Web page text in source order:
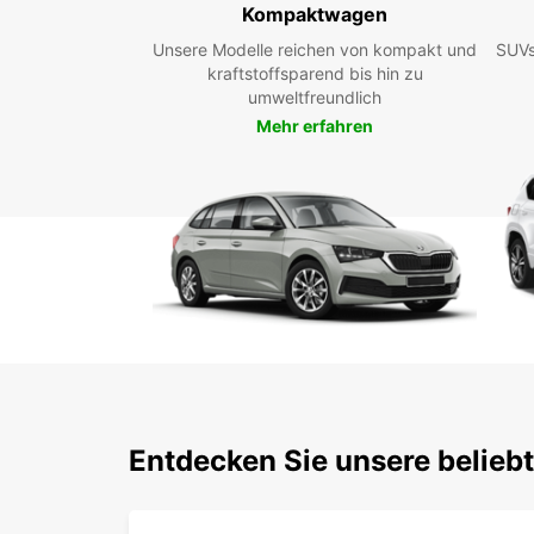
Kompaktwagen
Unsere Modelle reichen von kompakt und
kraftstoffsparend bis hin zu
umweltfreundlich
Mehr erfahren
Entdecken Sie unsere